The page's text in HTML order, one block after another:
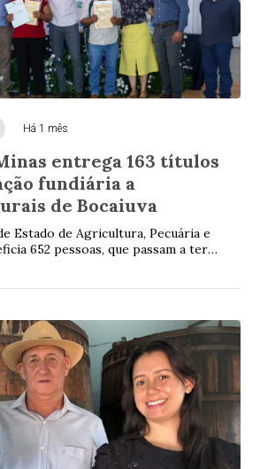
Há 1 mês
entrega 163 títulos
fundiária a
de Bocaiuva
Estado de Agricultura, Pecuária e
652 pessoas, que passam a ter